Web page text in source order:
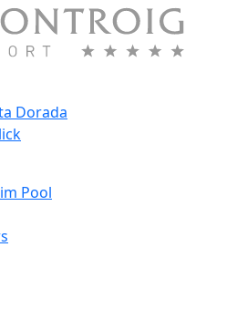
Dorada
Pool